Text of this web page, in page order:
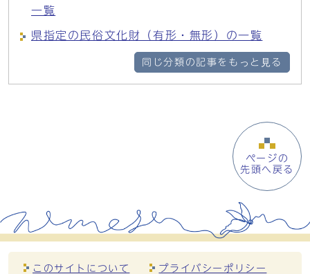
一覧
県指定の民俗文化財（有形・無形）の一覧
同じ分類の記事をもっと見る
ページの
先頭へ戻る
このサイトについて プライバシーポリシー